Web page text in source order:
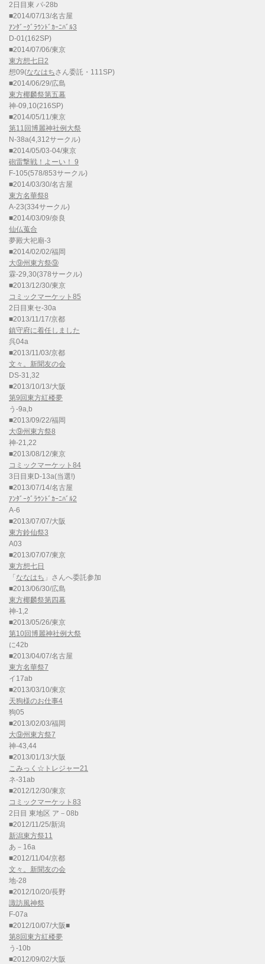
2日目東 パ-28b
■2014/07/13/名古屋
ｱﾝﾀﾞｰｸﾞﾗｳﾝﾄﾞｶｰﾆﾊﾞﾙ3
D-01(162SP)
■2014/07/06/東京
東方想七日2
想09(ななはちさん委託・111SP)
■2014/06/29/広島
東方椰麟祭第五幕
神-09,10(216SP)
■2014/05/11/東京
第11回博麗神社例大祭
N-38a(4,312サークル)
■2014/05/03-04/東京
砲雷撃戦！よーい！ 9
F-105(578/853サークル)
■2014/03/30/名古屋
東方名華祭8
A-23(334サークル)
■2014/03/09/奈良
仙仏蒐合
夢殿大祀廟-3
■2014/02/02/福岡
大⑨州東方祭⑨
霖-29,30(378サークル)
■2013/12/30/東京
コミックマーケット85
2日目東セ-30a
■2013/11/17/京都
鎮守府に着任しました
呉04a
■2013/11/03/京都
文々。新聞友の会
DS-31,32
■2013/10/13/大阪
第9回東方紅楼夢
う-9a,b
■2013/09/22/福岡
大⑨州東方祭8
神-21,22
■2013/08/12/東京
コミックマーケット84
3日目東D-13a(当選!)
■2013/07/14/名古屋
ｱﾝﾀﾞｰｸﾞﾗｳﾝﾄﾞｶｰﾆﾊﾞﾙ2
A-6
■2013/07/07/大阪
東方鈴仙祭3
A03
■2013/07/07/東京
東方想七日
「 ななはち 」さんへ委託参加
■2013/06/30/広島
東方椰麟祭第四幕
神-1,2
■2013/05/26/東京
第10回博麗神社例大祭
に42b
■2013/04/07/名古屋
東方名華祭7
イ17ab
■2013/03/10/東京
天狗様のお仕事4
狗05
■2013/02/03/福岡
大⑨州東方祭7
神-43,44
■2013/01/13/大阪
こみっく☆トレジャー21
ネ-31ab
■2012/12/30/東京
コミックマーケット83
2日目 東地区 ア－08b
■2012/11/25/新潟
新潟東方祭11
あ－16a
■2012/11/04/京都
文々。新聞友の会
地-28
■2012/10/20/長野
諏訪風神祭
F-07a
■2012/10/07/大阪■
第8回東方紅楼夢
う-10b
■2012/09/02/大阪